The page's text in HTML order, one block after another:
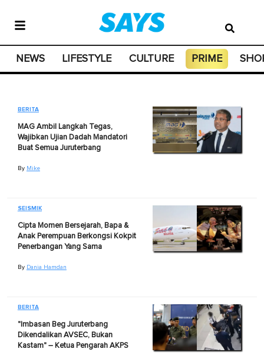
NEWS LIFESTYLE CULTURE PRIME
BERITA
MAG Ambil Langkah Tegas,
Wajibkan Ujian Dadah Mandatori
Buat Semua Juruterbang
By Mike
SEISMIK
Cipta Momen Bersejarah, Bapa &
Anak Perempuan Berkongsi Kokpit
Penerbangan Yang Sama
By Dania Hamdan
BERITA
"Imbasan Beg Juruterbang
Dikendalikan AVSEC, Bukan
Kastam" – Ketua Pengarah AKPS